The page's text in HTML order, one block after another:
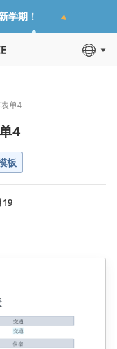
学期！
单4
4
板
19